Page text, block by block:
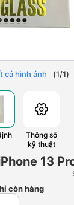
cả hình ảnh (1/1)
Thông số
kỹ thuật
13
còn hàng